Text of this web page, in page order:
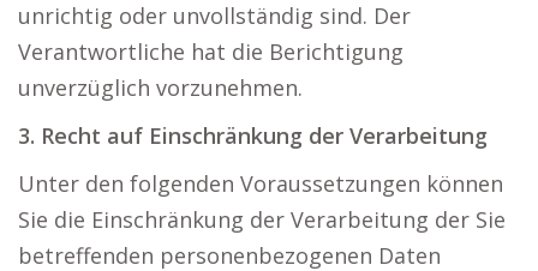
unrichtig oder unvollständig sind. Der
Verantwortliche hat die Berichtigung
unverzüglich vorzunehmen.
3. Recht auf Einschränkung der Verarbeitung
Unter den folgenden Voraussetzungen können
Sie die Einschränkung der Verarbeitung der Sie
betreffenden personenbezogenen Daten